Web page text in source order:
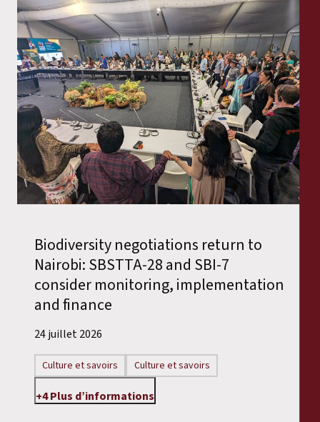
Biodiversity negotiations return to
Nairobi: SBSTTA-28 and SBI-7
consider monitoring, implementation
and finance
24 juillet 2026
Culture et savoirs Culture et savoirs
+4 Plus d’informations